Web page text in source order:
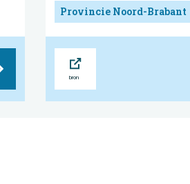
Provincie Noord-Brabant